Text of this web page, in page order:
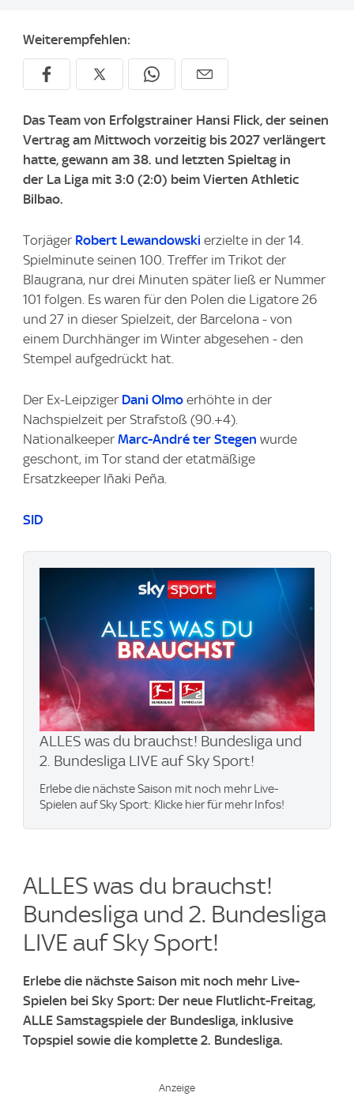
Weiterempfehlen:
Das Team von Erfolgstrainer Hansi Flick, der seinen
Vertrag am Mittwoch vorzeitig bis 2027 verlängert
hatte, gewann am 38. und letzten Spieltag in
der La Liga mit 3:0 (2:0) beim Vierten Athletic
Bilbao.
Torjäger Robert Lewandowski erzielte in der 14.
Spielminute seinen 100. Treffer im Trikot der
Blaugrana, nur drei Minuten später ließ er Nummer
101 folgen. Es waren für den Polen die Ligatore 26
und 27 in dieser Spielzeit, der Barcelona - von
einem Durchhänger im Winter abgesehen - den
Stempel aufgedrückt hat.
Der Ex-Leipziger Dani Olmo erhöhte in der
Nachspielzeit per Strafstoß (90.+4).
Nationalkeeper Marc-André ter Stegen wurde
geschont, im Tor stand der etatmäßige
Ersatzkeeper Iñaki Peña.
SID
ALLES was du brauchst! Bundesliga und
2. Bundesliga LIVE auf Sky Sport!
Erlebe die nächste Saison mit noch mehr Live-
Spielen auf Sky Sport: Klicke hier für mehr Infos!
ALLES was du brauchst!
Bundesliga und 2. Bundesliga
LIVE auf Sky Sport!
Erlebe die nächste Saison mit noch mehr Live-
Spielen bei Sky Sport: Der neue Flutlicht-Freitag,
ALLE Samstagspiele der Bundesliga, inklusive
Topspiel sowie die komplette 2. Bundesliga.